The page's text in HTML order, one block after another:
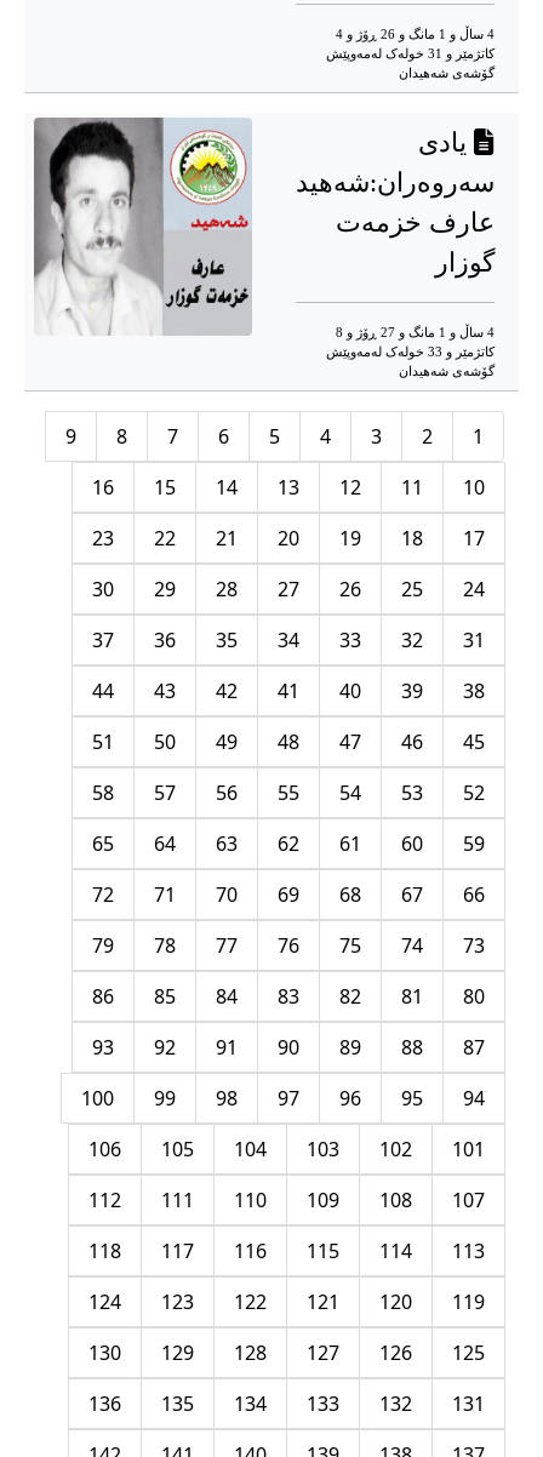
4 ساڵ و 1 مانگ و 26 ڕۆژ و 4
کاتژمێر و 31 خوله‌ک له‌مه‌وپێش‌
گۆشه‌ی شه‌هیدان
یادی
سەروەران:شەهید
عارف خزمەت
گوزار
4 ساڵ و 1 مانگ و 27 ڕۆژ و 8
کاتژمێر و 33 خوله‌ک له‌مه‌وپێش‌
گۆشه‌ی شه‌هیدان
1
2
3
4
5
6
7
8
9
10
11
12
13
14
15
16
17
18
19
20
21
22
23
24
25
26
27
28
29
30
31
32
33
34
35
36
37
38
39
40
41
42
43
44
45
46
47
48
49
50
51
52
53
54
55
56
57
58
59
60
61
62
63
64
65
66
67
68
69
70
71
72
73
74
75
76
77
78
79
80
81
82
83
84
85
86
87
88
89
90
91
92
93
94
95
96
97
98
99
100
101
102
103
104
105
106
107
108
109
110
111
112
113
114
115
116
117
118
119
120
121
122
123
124
125
126
127
128
129
130
131
132
133
134
135
136